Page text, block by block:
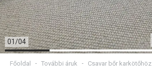
01/04
Főoldal További áruk Csavar bőr karkötőhöz